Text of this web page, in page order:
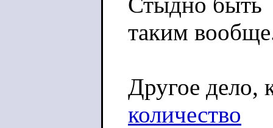
таким
Другое дело,
количество